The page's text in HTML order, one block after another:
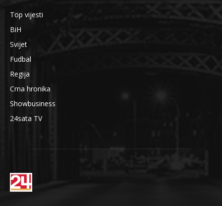
Top vijesti
BiH
Svijet
Fudbal
Regija
Crna hronika
Showbusiness
24sata TV